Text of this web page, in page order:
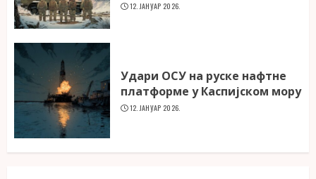
12. ЈАНУАР 2026.
Удари ОСУ на руске нафтне
платформе у Каспијском мору
12. ЈАНУАР 2026.